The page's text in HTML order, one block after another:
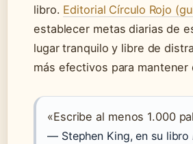
libro. Editorial Círculo Rojo
establecer metas diarias de
lugar tranquilo y libre de
más efectivos para mantener
«Escribe al menos 1.000
— Stephen King, en su libro